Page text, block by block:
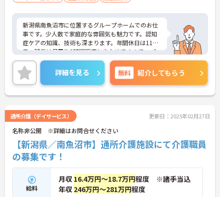
新潟県南魚沼市に位置するグループホームでのお仕
事です。少人数で家庭的な雰囲気も魅力です。認知
症ケアの知識、技術も深まります。年間休日は115
日、残業は月平均2時間程度と少なめですので、プ
ライベートの時間も確保しやすいです。ご興味のあ
る方には、面接対策ポイントなど、さらに詳細をお
話しいたしますのでお気軽にご相談ください！
詳細を見る 無料 紹介してもらう
通所介護（デイサービス） 更新日：2025年02月27日
名称非公開 ※詳細はお問合せください
【新潟県／南魚沼市】通所介護施設にて介護職員
の募集です！
給料
月収 16.4万円～18.7万円程度 ※諸手当込
年収 246万円～281万円程度